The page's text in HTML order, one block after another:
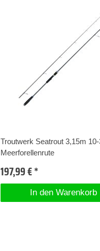
Troutwerk Seatrout 3,15m
Meerforellenrute
197,99 € *
In den Warenkorb